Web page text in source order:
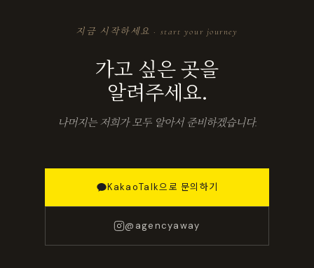
지금 시작하세요 · start your journey
가고 싶은 곳을
알려주세요.
나머지는 저희가 모두 알아서 준비하겠습니다.
KakaoTalk으로 문의하기
@agencyaway